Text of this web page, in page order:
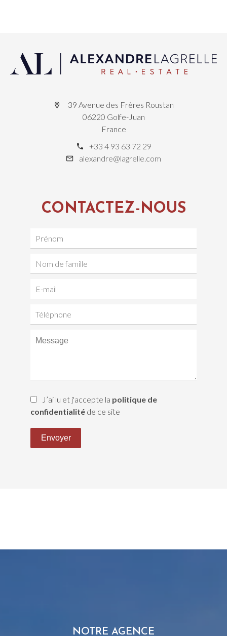
39 Avenue des Frères Roustan
06220 Golfe-Juan
France
+33 4 93 63 72 29
alexandre@lagrelle.com
CONTACTEZ-NOUS
J’ai lu et j'accepte la politique de
confidentialité de ce site
Envoyer
NOTRE AGENCE